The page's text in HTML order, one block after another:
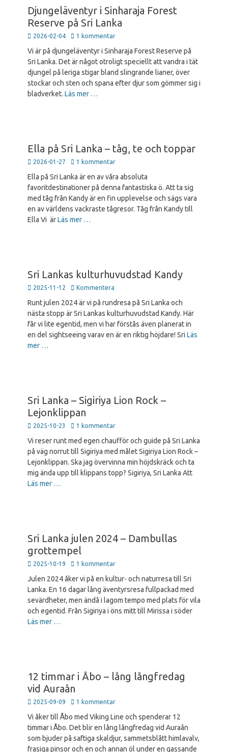
Djungeläventyr i Sinharaja Forest
Reserve på Sri Lanka
Publicerad
2026-02-04 1 kommentar
Vi är på djungeläventyr i Sinharaja Forest Reserve på
Sri Lanka. Det är något otroligt speciellt att vandra i tät
djungel på leriga stigar bland slingrande lianer, över
stockar och sten och spana efter djur som gömmer sig i
bladverket. Läs mer …
Ella på Sri Lanka – tåg, te och toppar
Publicerad
2026-01-27 1 kommentar
Ella på Sri Lanka är en av våra absoluta
favoritdestinationer på denna fantastiska ö. Att ta sig
med tåg från Kandy är en fin upplevelse och sägs vara
en av världens vackraste tågresor. Tåg från Kandy till
Ella Vi ärLäs mer …
Sri Lankas kulturhuvudstad Kandy
Publicerad
2025-11-12 Kommentera
Runt julen 2024 är vi på rundresa på Sri Lanka och
nästa stopp är Sri Lankas kulturhuvudstad Kandy. Här
får vi lite egentid, men vi har förstås även planerat in
en del sightseeing varav en är en riktig höjdare! Sri Läs
mer …
Sri Lanka – Sigiriya Lion Rock –
Lejonklippan
Publicerad
2025-10-23 1 kommentar
Vi reser runt med egen chaufför och guide på Sri Lanka
på väg norrut till Sigiriya med målet Sigiriya Lion Rock –
Lejonklippan. Ska jag övervinna min höjdskräck och ta
mig ända upp till klippans topp? Sigiriya, Sri Lanka Att
Läs mer …
Sri Lanka julen 2024 – Dambullas
grottempel
Publicerad
2025-10-19 1 kommentar
Julen 2024 åker vi på en kultur- och naturresa till Sri
Lanka. En 16 dagar lång äventyrsresa fullpackad med
sevärdheter, men ändå i lagom tempo med plats för vila
och egentid. Från Sigiriya i öns mitt till Mirissa i söder
Läs mer …
12 timmar i Åbo – lång långfredag
vid Auraån
Publicerad
2025-09-09 1 kommentar
Vi åker till Åbo med Viking Line och spenderar 12
timmar i Åbo. Det blir en lång långfredag vid Auraån
som bjuder på saftiga skaldjur, sammetsblått himlavalv,
frasiga pinsor och en och annan öl under en gassande